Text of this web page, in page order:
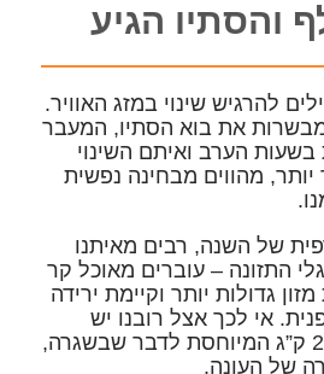
והסתיו הגיע
להרגיש שינוי במזג האוויר.
את בוא הסתיו, המעבר
בשעות הערב ואיתם השינוי
מהווים מבחינה נפשית
של השנה, רבים מאיתנו
התזונה – עוברים מאוכל קר
גדולות יותר וקיימת ירידה
אי לכך אצל רובנו יש
נטייה לעלייה של 2-3 ק”ג המיוחסת לדבר שבשגרה,
של העונה.